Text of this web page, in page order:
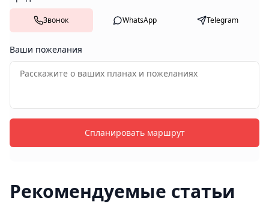
Звонок WhatsApp Telegram
Ваши пожелания
Спланировать маршрут
Рекомендуемые статьи